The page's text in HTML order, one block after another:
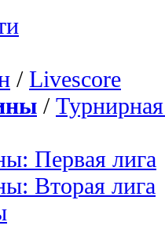
/ Livescore
/
Первая лига
Вторая лига